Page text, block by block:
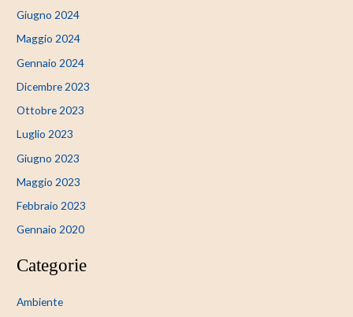
Giugno 2024
Maggio 2024
Gennaio 2024
Dicembre 2023
Ottobre 2023
Luglio 2023
Giugno 2023
Maggio 2023
Febbraio 2023
Gennaio 2020
Categorie
Ambiente